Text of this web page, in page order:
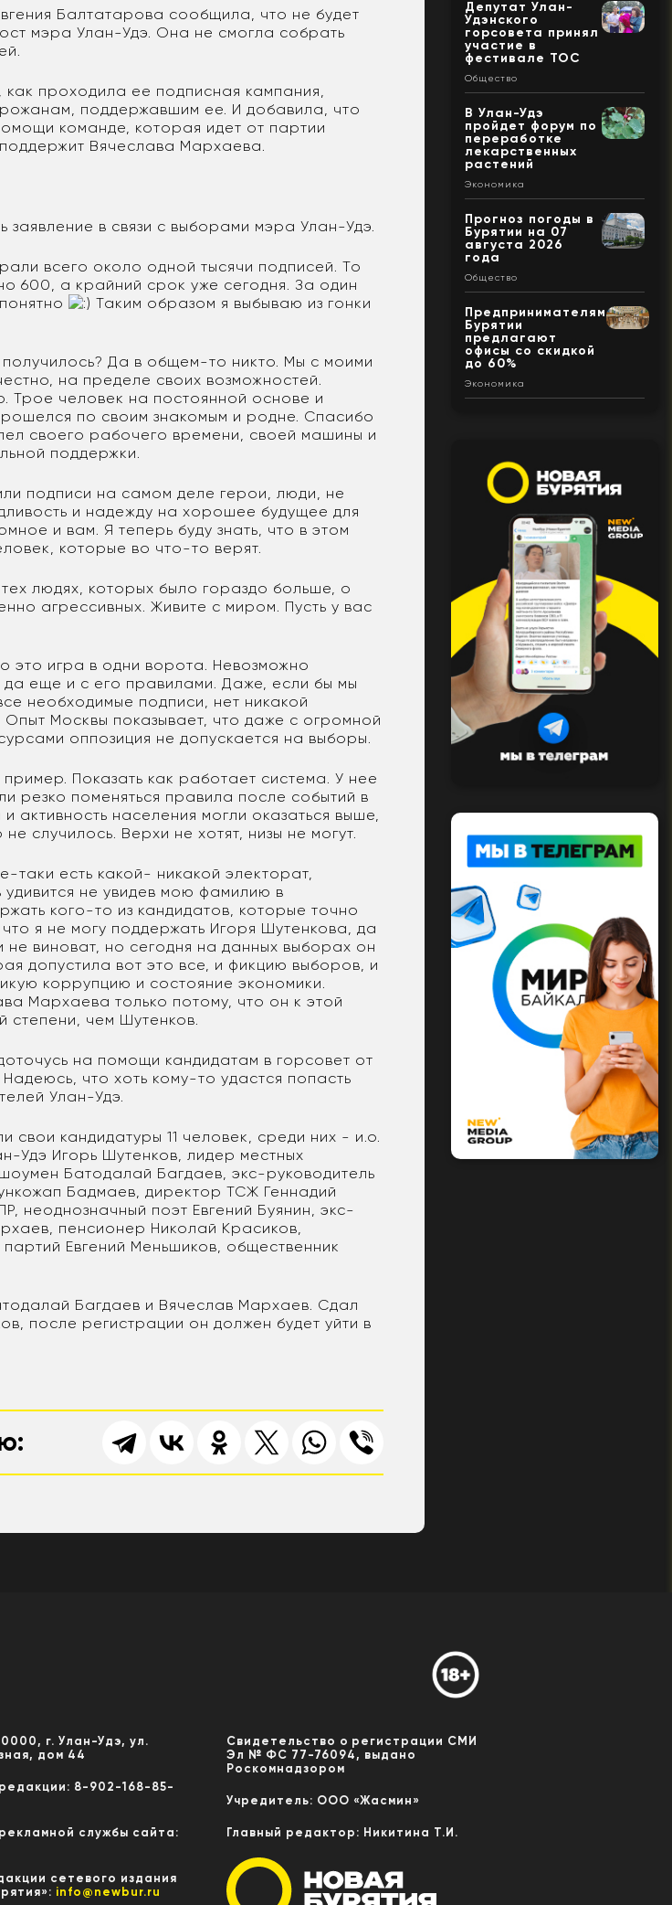
Балтатарова сообщила, что не будет
мэра Улан-Удэ. Она не смогла собрать
проходила ее подписная кампания,
поддержавшим ее. И добавила, что
команде, которая идет от партии
Вячеслава Мархаева.
заявление в связи с выборами мэра Улан-Удэ.
всего около одной тысячи подписей. То
600, а крайний срок уже сегодня. За один
:) Таким образом я выбываю из гонки
получилось? Да в общем-то никто. Мы с моими
на пределе своих возможностей.
Трое человек на постоянной основе и
по своим знакомым и родне. Спасибо
своего рабочего времени, своей машины и
поддержки.
подписи на самом деле герои, люди, не
и надежду на хорошее будущее для
и вам. Я теперь буду знать, что в этом
которые во что-то верят.
людях, которых было гораздо больше, о
агрессивных. Живите с миром. Пусть у вас
это игра в одни ворота. Невозможно
да еще и с его правилами. Даже, если бы мы
необходимые подписи, нет никакой
Опыт Москвы показывает, что даже с огромной
оппозиция не допускается на выборы.
Показать как работает система. У нее
резко поменяться правила после событий в
активность населения могли оказаться выше,
случилось. Верхи не хотят, низы не могут.
таки есть какой- никакой электорат,
не увидев мою фамилию в
кого-то из кандидатов, которые точно
я не могу поддержать Игоря Шутенкова, да
не виноват, но сегодня на данных выборах он
допустила вот это все, и фикцию выборов, и
коррупцию и состояние экономики.
Мархаева только потому, что он к этой
степени, чем Шутенков.
на помощи кандидатам в горсовет от
что хоть кому-то удастся попасть
Улан-Удэ.
свои кандидатуры 11 человек, среди них - и.о.
Удэ Игорь Шутенков, лидер местных
Батодалай Багдаев, экс-руководитель
Бадмаев, директор ТСЖ Геннадий
неоднозначный поэт Евгений Буянин, экс-
пенсионер Николай Красиков,
Евгений Меньшиков, общественник
Багдаев и Вячеслав Мархаев. Сдал
после регистрации он должен будет уйти в
Депутат Улан-
Удэнского
горсовета принял
участие в
фестивале ТОС
Общество
В Улан-Удэ
пройдет форум по
переработке
лекарственных
растений
Экономика
Прогноз погоды в
Бурятии на 07
августа 2026
года
Общество
Предпринимателям
Бурятии
предлагают
офисы со скидкой
до 60%
Экономика
г. Улан-Удэ, ул.
дом 44
8-902-168-85-
службы сайта:
сетевого издания
info@newbur.ru
Свидетельство о регистрации СМИ
Эл № ФС 77-76094, выдано
Роскомнадзором
Учредитель: ООО «Жасмин»
Главный редактор: Никитина Т.И.